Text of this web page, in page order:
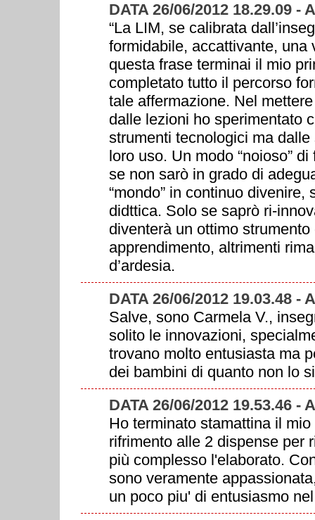
DATA 26/06/2012 18.29.09 -
“La LIM, se calibrata
formidabile, accattivante, una
questa frase terminai il mio
completato tutto il percorso
tale affermazione. Nel
dalle lezioni ho sperimentato
strumenti tecnologici ma
loro uso. Un modo “noioso”
se non sarò in grado di
“mondo” in continuo
didttica. Solo se saprò ri-
diventerà un ottimo
apprendimento, altrimenti
d’ardesia.
DATA 26/06/2012 19.03.48 -
Salve, sono Carmela V.,
solito le innovazioni,
trovano molto entusiasta ma
dei bambini di quanto non lo
DATA 26/06/2012 19.53.46 -
Ho terminato stamattina il
rifrimento alle 2 dispense per
più complesso l'elaborato.
sono veramente
un poco piu' di entusiasmo